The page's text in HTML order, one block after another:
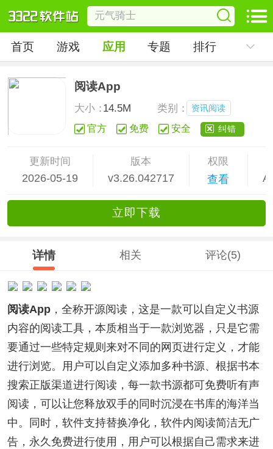
首页 游戏 应用 专题 排行
阅读App
大小：14.5M 类别： 资讯阅读
官方 免费 安全 纠错
更新时间
2026-05-19
版本
v3.26.042717
权限
查看
立即下载
详情 相关 评论(5)
阅读App，全称开源阅读，这是一款可以自定义书源
内容的阅读工具，本质相当于一款浏览器，只是它需
要通过一些特定规则来对不同的网页进行定义，才能
进行浏览。用户可以自定义添加多种书源、根据书本
搜索正版渠道进行阅读，每一款书源都可免费听有声
阅读，可以让您释放双手的同时沉浸在书库的海洋当
中。同时，软件支持替换净化，软件内阅读简洁无广
告，永久免费进行使用，用户可以根据自己需求来进